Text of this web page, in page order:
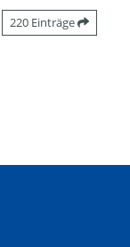
220 Einträge